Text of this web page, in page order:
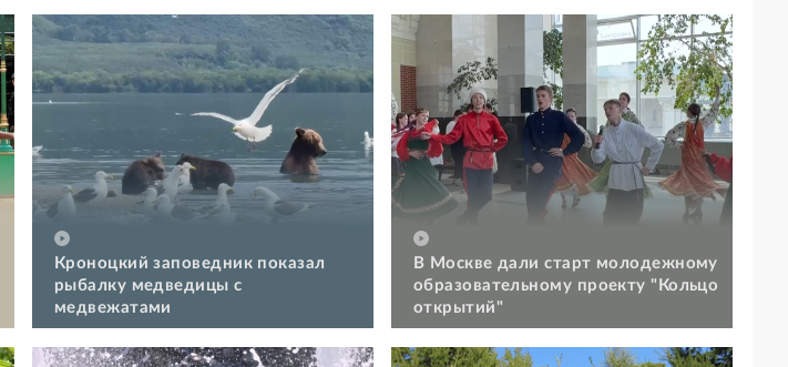
Кроноцкий заповедник показал
рыбалку медведицы с
медвежатами
В Москве дали старт молодежному
образовательному проекту "Кольцо
открытий"